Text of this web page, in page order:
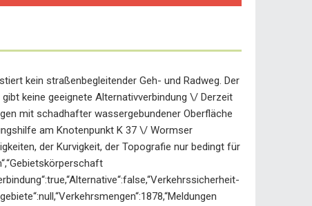
kein straßenbegleitender Geh- und Radweg. Der
keine geeignete Alternativverbindung \/ Derzeit
mit schadhafter wassergebundener Oberfläche
am Knotenpunkt K 37 \/ Wormser
der Kurvigkeit, der Topografie nur bedingt für